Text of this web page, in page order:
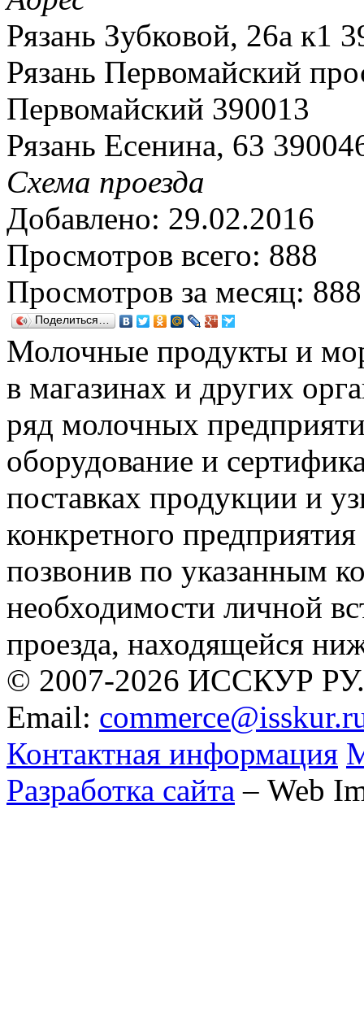
Рязань Зубковой, 26а к1
Рязань Первомайский
Первомайский 390013
Рязань Есенина, 63
Схема проезда
Добавлено: 29.02.2016
Просмотров всего: 888
Просмотров за месяц: 888
Поделиться…
Молочные продукты и
в магазинах и других
ряд молочных
оборудование и
поставках продукции и
конкретного
позвонив по указанным
необходимости личной
проезда, находящейся
© 2007-2026 ИССКУР РУ.
Email:
Контактная информация
Разработка сайта – Web